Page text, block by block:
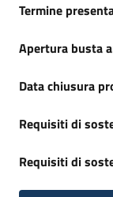
Termine
Apertura busta
Data chiusura
Requisiti di
Requisiti di